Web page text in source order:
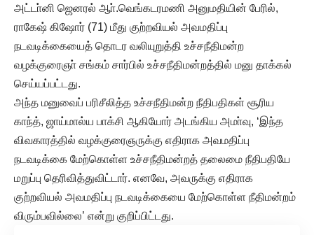
அட்டா்னி ஜெனரல் ஆா்.வெங்கடரமணி அனுமதியின் பேரில்,
ராகேஷ் கிஷோர் (71) மீது குற்றவியல் அவமதிப்பு
நடவடிக்கையைத் தொடர வலியுறுத்தி உச்சநீதிமன்ற
வழக்குரைஞா் சங்கம் சார்பில் உச்சநீதிமன்றத்தில் மனு தாக்கல்
செய்யப்பட்டது.
அந்த மனுவைப் பரிசீலித்த உச்சநீதிமன்ற நீதிபதிகள் சூரிய
காந்த், ஜாய்மால்ய பாக்சி ஆகியோர் அடங்கிய அமா்வு, ‘இந்த
விவகாரத்தில் வழக்குரைஞருக்கு எதிராக அவமதிப்பு
நடவடிக்கை மேற்கொள்ள உச்சநீதிமன்றத் தலைமை நீதிபதியே
மறுப்பு தெரிவித்துவிட்டார். எனவே, அவருக்கு எதிராக
குற்றவியல் அவமதிப்பு நடவடிக்கையை மேற்கொள்ள நீதிமன்றம்
விரும்பவில்லை’ என்று குறிப்பிட்டது.